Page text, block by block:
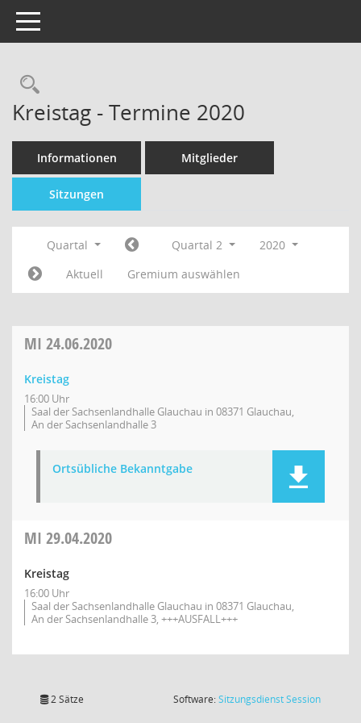
Toggle navigation
Kreistag - Termine 2020
Informationen Mitglieder
Sitzungen
Quartal Quartal 2
2020
Aktuell
Gremium auswählen
MI 24.06.2020
Kreistag
16:00 Uhr
Saal der Sachsenlandhalle Glauchau in 08371 Glauchau,
An der Sachsenlandhalle 3
Ortsübliche Bekanntgabe
MI 29.04.2020
Kreistag
16:00 Uhr
Saal der Sachsenlandhalle Glauchau in 08371 Glauchau,
An der Sachsenlandhalle 3, +++AUSFALL+++
2 Sätze Software:SitzungsdienstSession(Wird in